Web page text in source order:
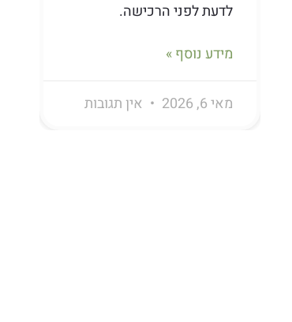
לדעת לפני הרכישה.
מידע נוסף »
מאי 6, 2026 אין תגובות